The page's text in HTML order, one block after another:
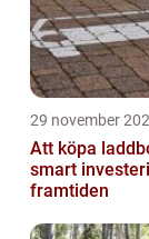
29 november
Att köpa
smart
framtiden